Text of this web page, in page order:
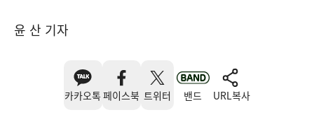
윤 산 기자
카카오톡 페이스북 트위터 밴드 URL복사